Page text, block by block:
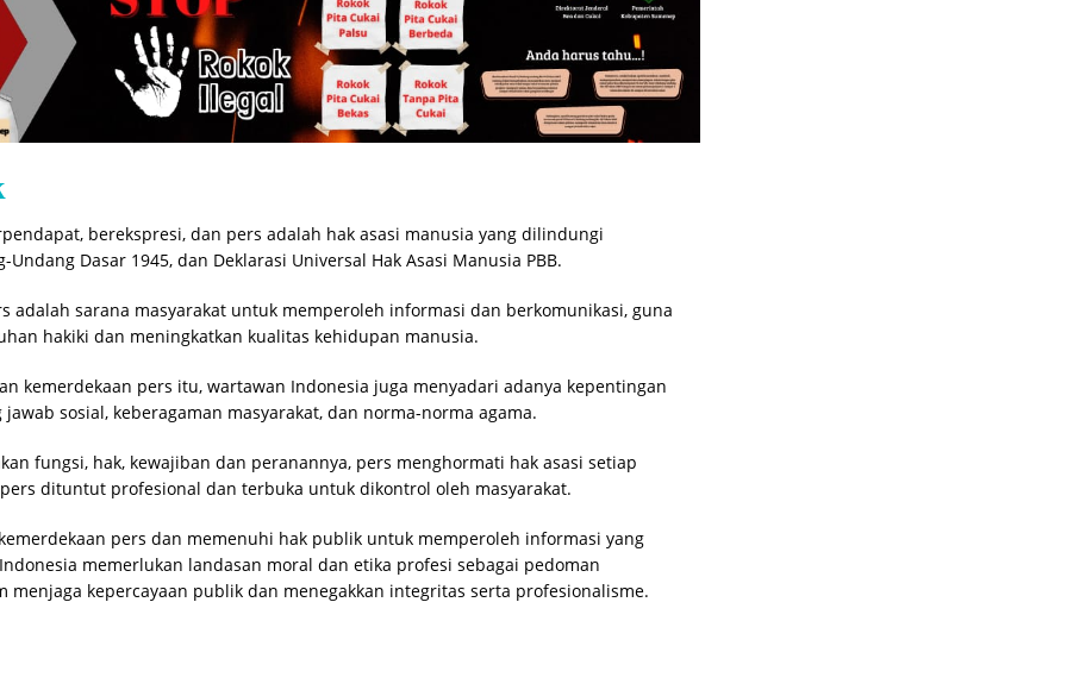
berekspresi, dan pers adalah hak asasi manusia yang dilindungi
Undang Dasar 1945, dan Deklarasi Universal Hak Asasi Manusia PBB.
adalah sarana masyarakat untuk memperoleh informasi dan berkomunikasi, guna
hakiki dan meningkatkan kualitas kehidupan manusia.
kemerdekaan pers itu, wartawan Indonesia juga menyadari adanya kepentingan
jawab sosial, keberagaman masyarakat, dan norma-norma agama.
fungsi, hak, kewajiban dan peranannya, pers menghormati hak asasi setiap
dituntut profesional dan terbuka untuk dikontrol oleh masyarakat.
pers dan memenuhi hak publik untuk memperoleh informasi yang
memerlukan landasan moral dan etika profesi sebagai pedoman
menjaga kepercayaan publik dan menegakkan integritas serta profesionalisme.